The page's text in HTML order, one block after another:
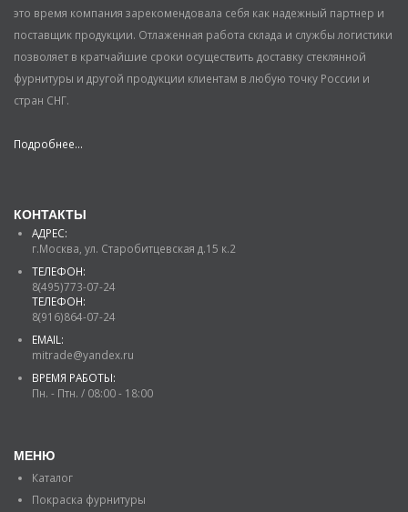
это время компания зарекомендовала себя как надежный партнер и
поставщик продукции. Отлаженная работа склада и службы логистики
позволяет в кратчайшие сроки осуществить доставку стеклянной
фурнитуры и другой продукции клиентам в любую точку России и
стран СНГ.
Подробнее...
КОНТАКТЫ
АДРЕС:
г.Москва, ул. Старобитцевская д.15 к.2
ТЕЛЕФОН:
8(495)773-07-24
ТЕЛЕФОН:
8(916)864-07-24
EMAIL:
mitrade@yandex.ru
ВРЕМЯ РАБОТЫ:
Пн. - Птн. / 08:00 - 18:00
МЕНЮ
Каталог
Покраска фурнитуры